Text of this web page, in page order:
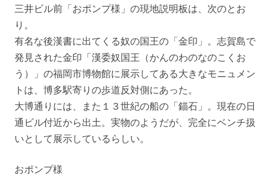
三井ビル前「おポンプ様」の現地説明板は、次のとお
り。
有名な後漢書に出てくる奴の国王の「金印」。志賀島で
発見された金印「漢委奴国王（かんのわのなのこくお
う）」の福岡市博物館に展示してある大きなモニュメン
トは、博多駅寄りの歩道反対側にあった。
大博通りには、また１３世紀の船の「錨石」。現在の日
通ビル付近から出土。実物のようだが、完全にベンチ扱
いとして展示しているらしい。
おポンプ様